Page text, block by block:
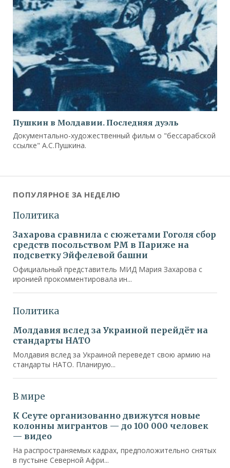
Пушкин в Молдавии. Последняя дуэль
Документально-художественный фильм о "бессарабской
ссылке" А.С.Пушкина.
ПОПУЛЯРНОЕ ЗА НЕДЕЛЮ